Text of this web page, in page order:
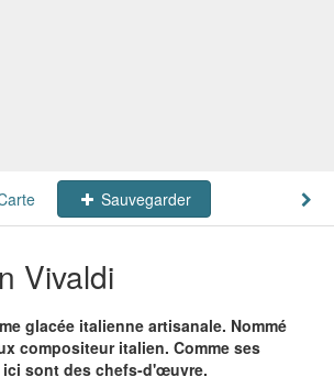
Sauvegarder
Vivaldi
glacée italienne artisanale. Nommé
compositeur italien. Comme ses
ici sont des chefs-d'œuvre.